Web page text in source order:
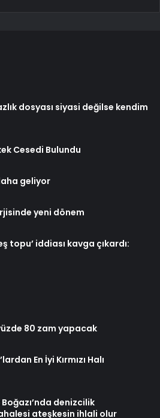
dosyası siyasi değilse kendim
Cesedi Bulundu
geliyor
yeni dönem
topu’ iddiası kavga çıkardı:
80 zam yapacak
En İyi Kırmızı Halı
denizcilik
ateşkesin ihlali olur